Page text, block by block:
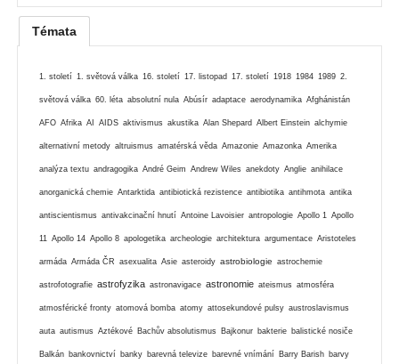
Témata
1. století 1. světová válka 16. století 17. listopad 17. století 1918 1984 1989 2.
světová válka 60. léta absolutní nula Abúsír adaptace aerodynamika Afghánistán
AFO Afrika AI AIDS aktivismus akustika Alan Shepard Albert Einstein alchymie
alternativní metody altruismus amatérská věda Amazonie Amazonka Amerika
analýza textu andragogika André Geim Andrew Wiles anekdoty Anglie anihilace
anorganická chemie Antarktida antibiotická rezistence antibiotika antihmota antika
antiscientismus antivakcinační hnutí Antoine Lavoisier antropologie Apollo 1 Apollo
11 Apollo 14 Apollo 8 apologetika archeologie architektura argumentace Aristoteles
armáda Armáda ČR asexualita Asie asteroidy astrobiologie astrochemie
astrofotografie astrofyzika astronavigace astronomie ateismus atmosféra
atmosférické fronty atomová bomba atomy attosekundové pulsy austroslavismus
auta autismus Aztékové Bachův absolutismus Bajkonur bakterie balistické nosiče
Balkán bankovnictví banky barevná televize barevné vnímání Barry Barish barvy